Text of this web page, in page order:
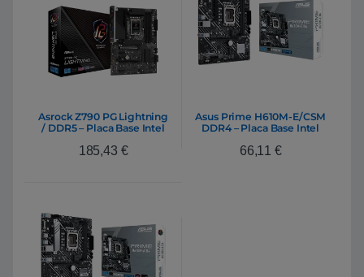
Asrock Z790 PG Lightning
/ DDR5 – Placa Base Intel
185,43 €
Asus Prime H610M-E/CSM
DDR4 – Placa Base Intel
66,11 €